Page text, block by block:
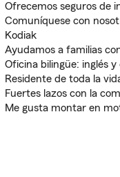
Ofrecemos seguros de
Comuníquese con
Kodiak
Ayudamos a familias
Oficina bilingüe: inglés y
Residente de toda la
Fuertes lazos con la
Me gusta montar en